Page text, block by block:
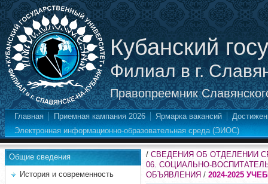
Кубанский
Филиал в г.
Правопреемник
Главная Приемная кампания 2026 Ярмарка вакансий
Электронная информационно-образовательная среда (ЭИОС)
Общие сведения
История и современность
/ СВЕДЕНИЯ ОБ ОТДЕЛЕНИИ
06. СОЦИАЛЬНО-
ОБЪЯВЛЕНИЯ / 2024-2025